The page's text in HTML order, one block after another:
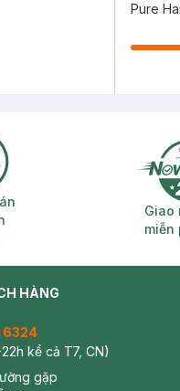
Pure
toán khi nhận hàng
Giao
miễn
HÀNG
6324
kể cả T7, CN)
gặp